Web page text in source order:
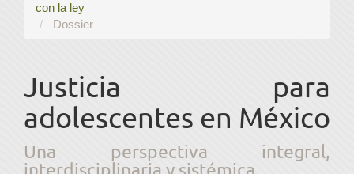
con la ley
Dossier
Justicia para
adolescentes en México
Una perspectiva integral,
interdisciplinaria y sistémica